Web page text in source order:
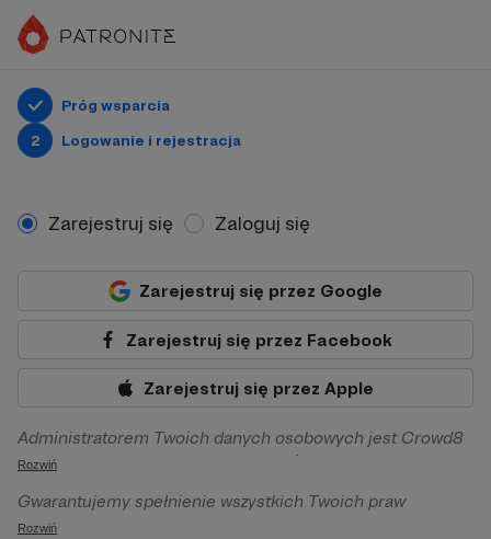
Próg wsparcia
2
Logowanie i rejestracja
Zarejestruj się Zaloguj się
Zarejestruj się przez Google
Zarejestruj się przez Facebook
Zarejestruj się przez Apple
Administratorem Twoich danych osobowych jest Crowd8
sp. z o.o. z siedziba w Warszawie, ul. Żwirki i Wigury 16, 02-
092 Warszawa. Twoje dane osobowe będą przetwarzane w
szczególności w celu wykonania umowy zawartej z Tobą, w
Rozwiń
Gwarantujemy spełnienie wszystkich Twoich praw
wynikających z ogólnego rozporządzenia o ochronie
Rozwiń